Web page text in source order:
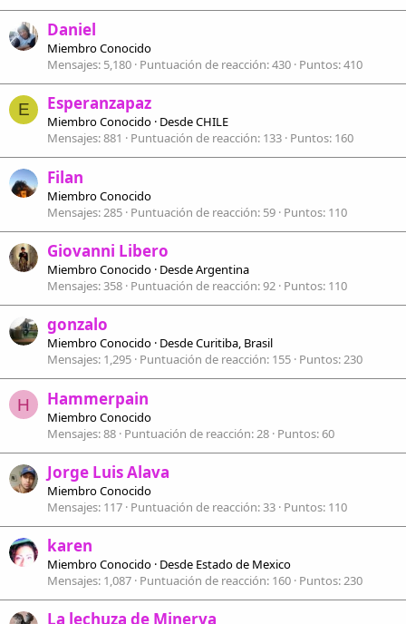
Daniel
Miembro Conocido
Mensajes 5,180 Puntuación de reacción 430 Puntos 410
E Esperanzapaz
Miembro Conocido · DesdeCHILE
Mensajes 881 Puntuación de reacción 133 Puntos 160
Filan
Miembro Conocido
Mensajes 285 Puntuación de reacción 59 Puntos 110
Giovanni Libero
Miembro Conocido · DesdeArgentina
Mensajes 358 Puntuación de reacción 92 Puntos 110
gonzalo
Miembro Conocido · DesdeCuritiba, Brasil
Mensajes 1,295 Puntuación de reacción 155 Puntos 230
H Hammerpain
Miembro Conocido
Mensajes 88 Puntuación de reacción 28 Puntos 60
Jorge Luis Alava
Miembro Conocido
Mensajes 117 Puntuación de reacción 33 Puntos 110
karen
Miembro Conocido · Desde Estado de Mexico
Mensajes 1,087 Puntuación de reacción 160 Puntos 230
La lechuza de Minerva